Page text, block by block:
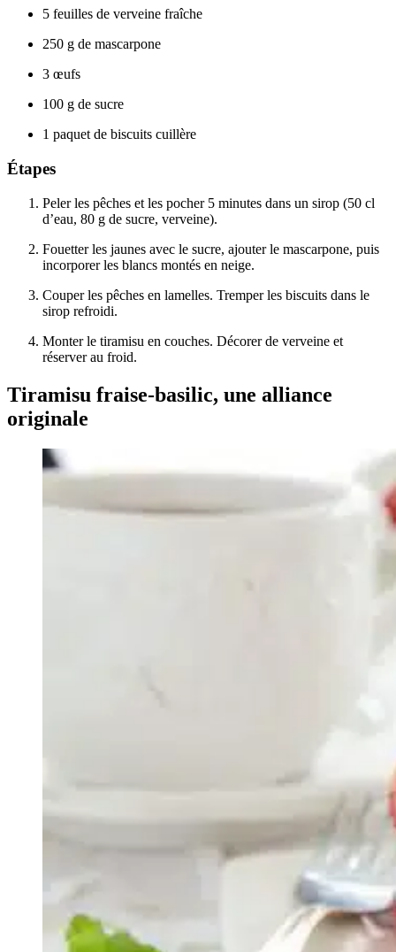
5 feuilles de verveine fraîche
250 g de mascarpone
3 œufs
100 g de sucre
1 paquet de biscuits cuillère
Étapes
Peler les pêches et les pocher 5 minutes dans un sirop (50 cl
d’eau, 80 g de sucre, verveine).
Fouetter les jaunes avec le sucre, ajouter le mascarpone, puis
incorporer les blancs montés en neige.
Couper les pêches en lamelles. Tremper les biscuits dans le
sirop refroidi.
Monter le tiramisu en couches. Décorer de verveine et
réserver au froid.
Tiramisu fraise-basilic, une alliance
originale